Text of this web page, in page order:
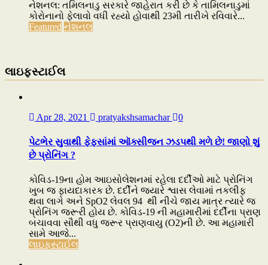
નેશનલ: તમિલનાડુ સરકારે જાહેરાત કરી છે કે તામિલનાડુમાં
કોરોનાનો ફેલાવો વધી રહ્યો હોવાથી 23મી તારીખે રવિવારે...
Featured નેશનલ
લાઇફસ્ટાઈલ
Apr 28, 2021 pratyakshsamachar 0
પેટભેર સુવાથી ફેફસાંમાં ઑક્સીજન ઝડપથી મળે છે! જાણો શું
છે પ્રોનિંગ ?
કોવિડ-19ના હોમ આઇસોલેશનમાં રહેલા દર્દીઓ માટે પ્રોનિંગ
ખુબ જ ફાયદાકારક છે. દર્દીને જ્યારે શ્વાસ લેવામાં તકલીફ
થવા લાગે અને SpO2 લેવલ 94 થી નીચે જાય માત્ર ત્યારે જ
પ્રોનિંગ જરૂરી હોય છે. કોવિડ-19 ની મહામારીમાં દર્દીના પ્રાણ
બચાવવા સૌથી વધુ જરૂર પ્રાણવાયુ (O2)ની છે. આ મહામારી
સામે આજે...
લાઇફસ્ટાઈલ